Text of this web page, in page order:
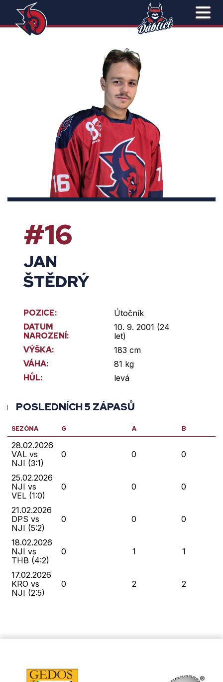
#16
JAN
ŠTĚDRÝ
POZICE: Útočník
DATUM
NAROZENÍ:
10. 9. 2001 (24
let)
VÝŠKA: 183 cm
VÁHA: 81 kg
HŮL: levá
POSLEDNÍCH 5 ZÁPASŮ
SEZÓNA G A B
28.02.2026
VAL vs
NJI (3:1)
0 0 0
25.02.2026
NJI vs
VEL (1:0)
0 0 0
21.02.2026
DPS vs
NJI (5:2)
0 0 0
18.02.2026
NJI vs
THB (4:2)
0 1 1
17.02.2026
KRO vs
NJI (2:5)
0 2 2